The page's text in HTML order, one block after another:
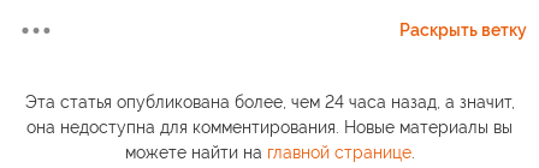
Раскрыть ветку
Эта статья опубликована более, чем 24 часа назад, а значит,
она недоступна для комментирования. Новые материалы вы
можете найти на главной странице.